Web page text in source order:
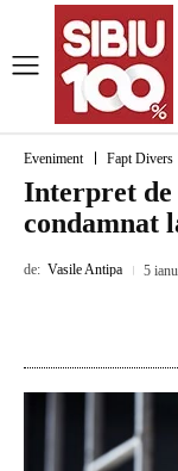
Eveniment Fapt Divers
Interpret de
condamnat
de: Vasile Antipa 5